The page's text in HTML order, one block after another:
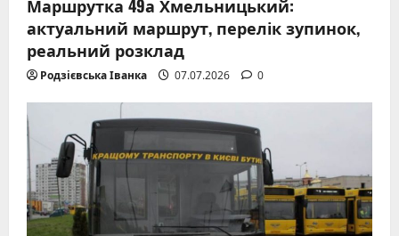
Маршрутка 49а Хмельницький:
актуальний маршрут, перелік зупинок,
реальний розклад
Родзієвська Іванка 07.07.2026 0